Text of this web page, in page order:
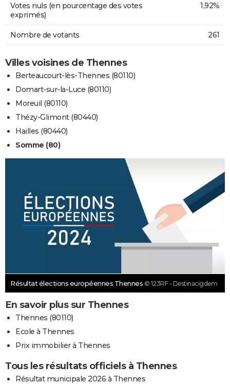
Votes nuls (en pourcentage des votes
exprimés)
1,92%
Nombre de votants 261
Villes voisines de Thennes
Berteaucourt-lès-Thennes (80110)
Domart-sur-la-Luce (80110)
Moreuil (80110)
Thézy-Glimont (80440)
Hailles (80440)
Somme (80)
Résultat élections européennes Thennes © 123RF - Destinacigdem
En savoir plus sur Thennes
Thennes (80110)
Ecole à Thennes
Prix immobilier à Thennes
Tous les résultats officiels à Thennes
Résultat municipale 2026 à Thennes